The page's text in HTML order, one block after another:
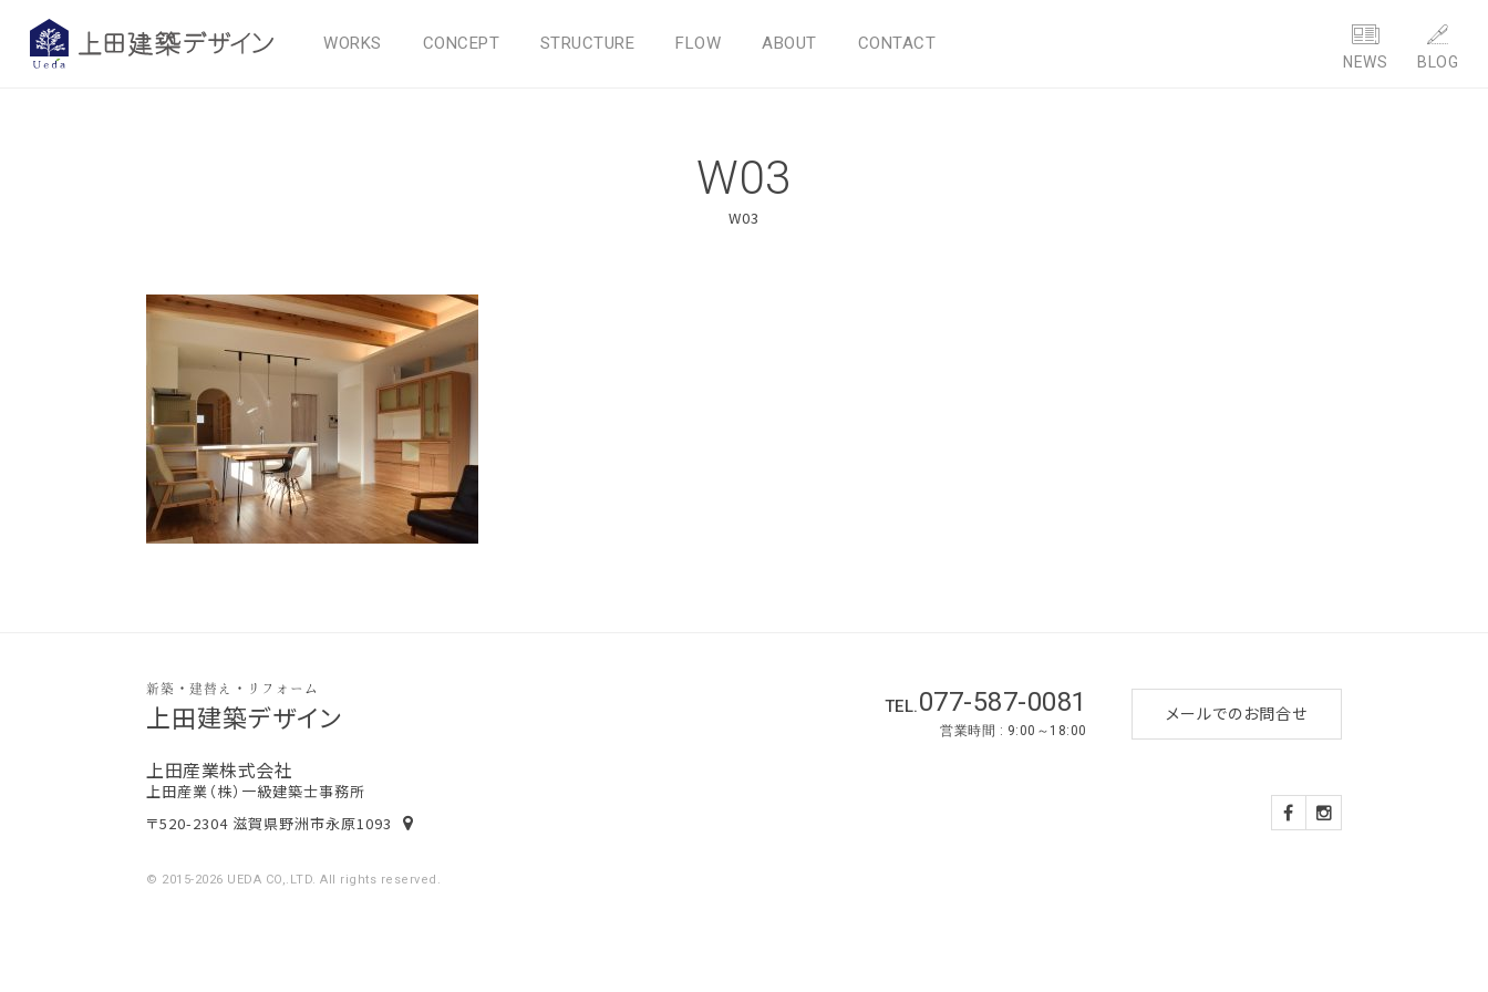
WORKS CONCEPT STRUCTURE FLOW ABOUT CONTACT
NEWS BLOG
W03
W03
新築・建替え・リフォーム
上田建築デザイン
上田産業株式会社
上田産業（株）一級建築士事務所
〒520-2304 滋賀県野洲市永原1093
TEL.077-587-0081
営業時間 : 9:00～18:00
メールでのお問合せ
© 2015-2026 UEDA CO,.LTD. All rights reserved.